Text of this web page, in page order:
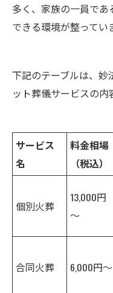
多く、家族の一員で
できる環境が整ってい
下記のテーブルは、妙
ット葬儀サービスの内
サービス
名
料金相場
（税込）
個別火葬
13,000円
～
合同火葬 6,000円～